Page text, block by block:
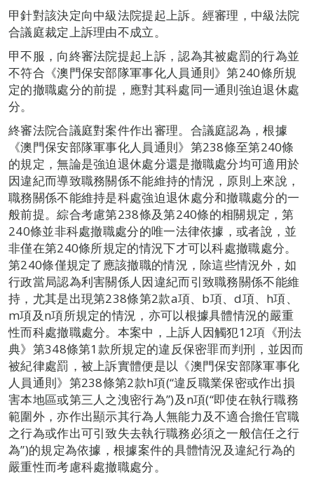
甲針對該決定向中級法院提起上訴。經審理，中級法院
合議庭裁定上訴理由不成立。
甲不服，向終審法院提起上訴，認為其被處罰的行為並
不符合《澳門保安部隊軍事化人員通則》第240條所規
定的撤職處分的前提，應對其科處同一通則強迫退休處
分。
終審法院合議庭對案件作出審理。合議庭認為，根據
《澳門保安部隊軍事化人員通則》第238條至第240條
的規定，無論是強迫退休處分還是撤職處分均可適用於
因違紀而導致職務關係不能維持的情況，原則上來說，
職務關係不能維持是科處強迫退休處分和撤職處分的一
般前提。綜合考慮第238條及第240條的相關規定，第
240條並非科處撤職處分的唯一法律依據，或者說，並
非僅在第240條所規定的情況下才可以科處撤職處分。
第240條僅規定了應該撤職的情況，除這些情況外，如
行政當局認為利害關係人因違紀而引致職務關係不能維
持，尤其是出現第238條第2款a項、b項、d項、h項、
m項及n項所規定的情況，亦可以根據具體情況的嚴重
性而科處撤職處分。本案中，上訴人因觸犯12項《刑法
典》第348條第1款所規定的違反保密罪而判刑，並因而
被紀律處罰，被上訴實體便是以《澳門保安部隊軍事化
人員通則》第238條第2款h項(“違反職業保密或作出損
害本地區或第三人之洩密行為”)及n項(“即使在執行職務
範圍外，亦作出顯示其行為人無能力及不適合擔任官職
之行為或作出可引致失去執行職務必須之一般信任之行
為”)的規定為依據，根據案件的具體情況及違紀行為的
嚴重性而考慮科處撤職處分。